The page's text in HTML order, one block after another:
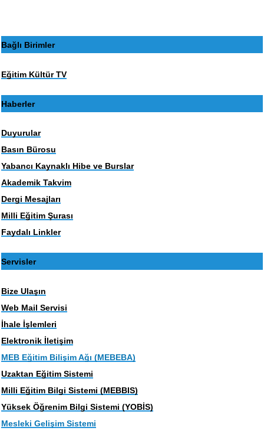
Bağlı Birimler
Eğitim Kültür TV
Haberler
Duyurular
Basın Bürosu
Yabancı Kaynaklı Hibe ve Burslar
Akademik Takvim
Dergi Mesajları
Milli Eğitim Şurası
Faydalı Linkler
Servisler
Bize Ulaşın
Web Mail Servisi
İhale İşlemleri
Elektronik İletişim
MEB Eğitim Bilişim Ağı (MEBEBA)
Uzaktan Eğitim Sistemi
Milli Eğitim Bilgi Sistemi (MEBBIS)
Yüksek Öğrenim Bilgi Sistemi (YOBİS)
Mesleki Gelişim Sistemi